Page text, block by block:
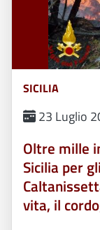
SICILIA
23 Luglio
Oltre mille
Sicilia per
vita, il